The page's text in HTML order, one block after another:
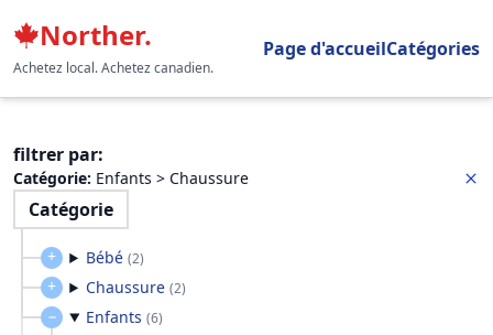
Norther.
Achetez local. Achetez canadien.
Page d'accueilCatégories
filtrer par:
Catégorie: Enfants > Chaussure
Catégorie
Bébé (2)
Chaussure (2)
Enfants (6)